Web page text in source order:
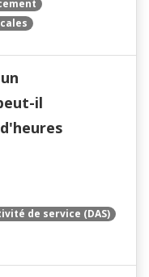
il
de service (DAS)